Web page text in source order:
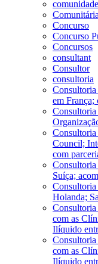
comunidade
Comunitária
Concurso
Concurso
Concursos
consultant
Consultor
consultoria
Consultoria
em França;
Council;
com
Consultoria
Suíça;
Holanda;
Consultoria
com as
Ilíquido
Consultoria
com as
Ilíquido